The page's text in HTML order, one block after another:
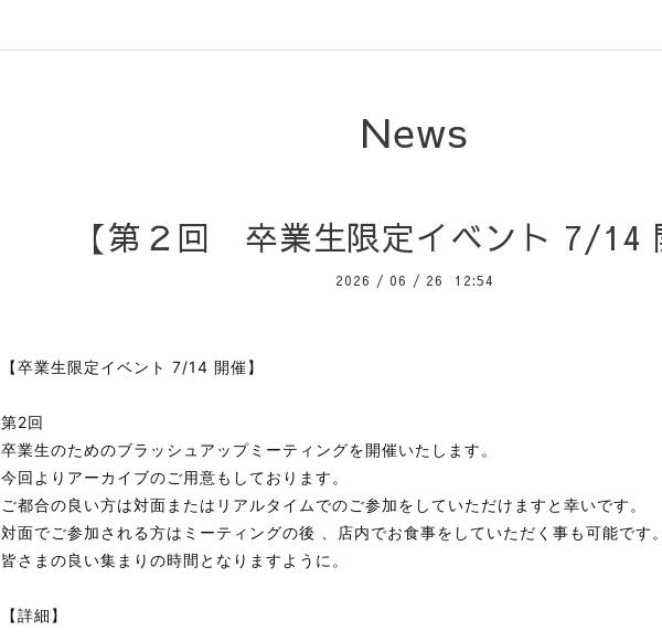
News
【第２回 卒業生限定イベント 7/14
2026 / 06 / 26 12:54
【卒業生限定イベント 7/14 開催】
第2回
卒業生のためのブラッシュアップミーティングを開催いたします。
今回よりアーカイブのご用意もしております。
ご都合の良い方は対面またはリアルタイムでのご参加をしていただけますと幸いです。
対面でご参加される方はミーティングの後 、店内でお食事をしていただく事も可能です
皆さまの良い集まりの時間となりますように。
【詳細】